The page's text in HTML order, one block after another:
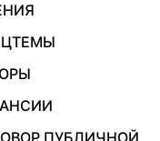
ПУБЛИЧНОЙ